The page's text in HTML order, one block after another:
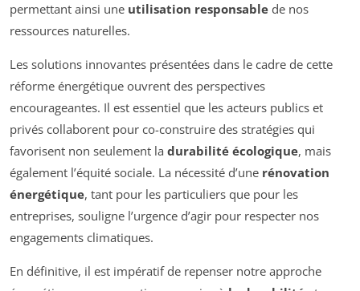
permettant ainsi une utilisation responsable de nos
ressources naturelles.
Les solutions innovantes présentées dans le cadre de cette
réforme énergétique ouvrent des perspectives
encourageantes. Il est essentiel que les acteurs publics et
privés collaborent pour co-construire des stratégies qui
favorisent non seulement la durabilité écologique, mais
également l’équité sociale. La nécessité d’une rénovation
énergétique, tant pour les particuliers que pour les
entreprises, souligne l’urgence d’agir pour respecter nos
engagements climatiques.
En définitive, il est impératif de repenser notre approche